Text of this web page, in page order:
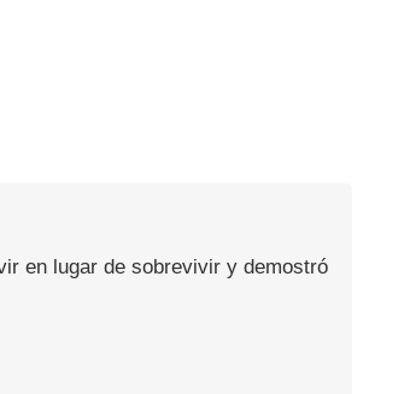
en lugar de sobrevivir y demostró